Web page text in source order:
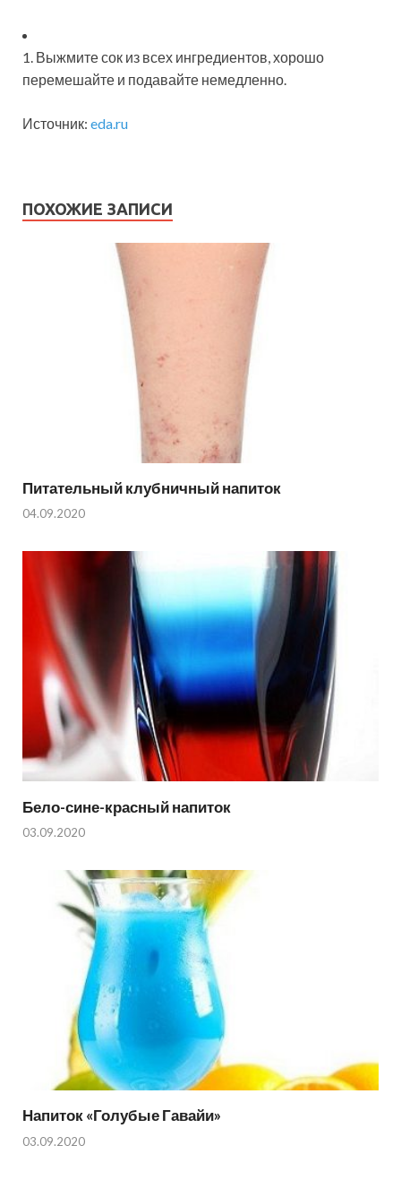
1. Выжмите сок из всех ингредиентов, хорошо
перемешайте и подавайте немедленно.
Источник: eda.ru
ПОХОЖИЕ ЗАПИСИ
Питательный клубничный напиток
04.09.2020
Бело-сине-красный напиток
03.09.2020
Напиток «Голубые Гавайи»
03.09.2020